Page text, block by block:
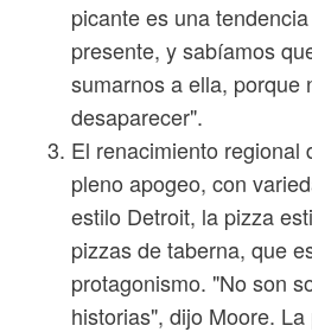
picante es una
presente, y sabíamos
sumarnos a ella, porque
desaparecer".
El renacimiento regional
pleno apogeo, con
estilo Detroit, la pizza
pizzas de taberna, que
protagonismo. "No son
historias", dijo Moore.